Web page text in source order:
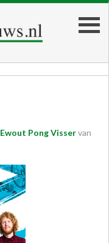
Ewout Pong Visservan